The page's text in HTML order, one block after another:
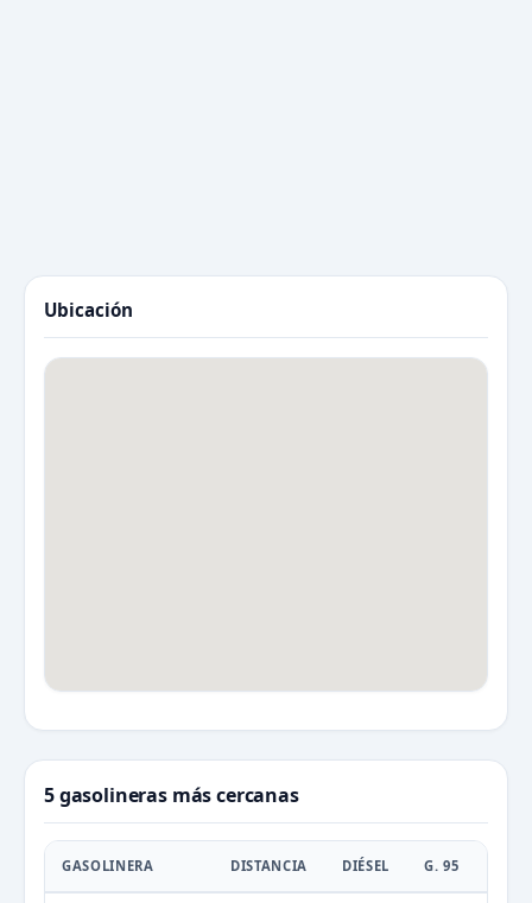
Ubicación
5 gasolineras más cercanas
GASOLINERA DISTANCIA DIÉSEL G. 95